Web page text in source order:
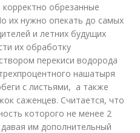
обрезанные
их нужно опекать до самых
и летних будущих
их обработку
перекиси водорода
нашатыря
с листьями, а также
саженцев. Считается, что
которого не менее 2
им дополнительный